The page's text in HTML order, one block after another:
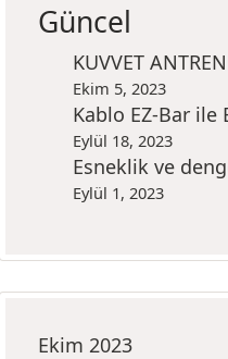
Güncel
KUVVET
Ekim 5, 2023
Kablo EZ-Bar ile
Eylül 18, 2023
Esneklik ve
Eylül 1, 2023
Ekim 2023